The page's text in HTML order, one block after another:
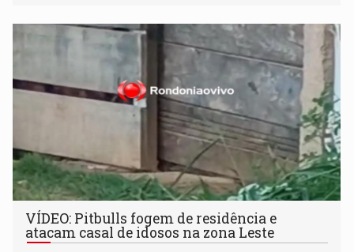
VÍDEO: Pitbulls fogem de residência e
atacam casal de idosos na zona Leste